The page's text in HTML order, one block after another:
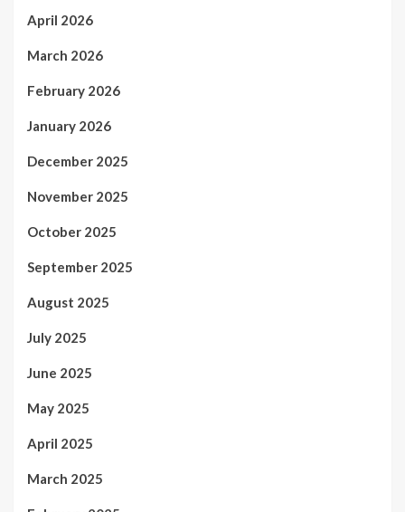
April 2026
March 2026
February 2026
January 2026
December 2025
November 2025
October 2025
September 2025
August 2025
July 2025
June 2025
May 2025
April 2025
March 2025